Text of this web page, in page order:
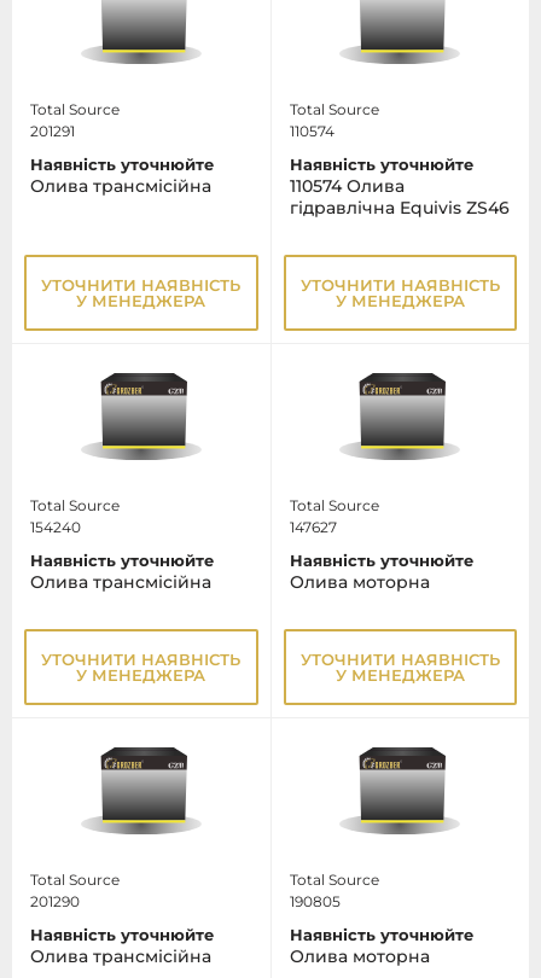
Total Source
201291
Наявність уточнюйте
Олива трансмісійна
УТОЧНИТИ НАЯВНІСТЬ
У МЕНЕДЖЕРА
Total Source
110574
Наявність уточнюйте
110574 Олива
гідравлічна Equivis ZS46
УТОЧНИТИ НАЯВНІСТЬ
У МЕНЕДЖЕРА
Total Source
154240
Наявність уточнюйте
Олива трансмісійна
УТОЧНИТИ НАЯВНІСТЬ
У МЕНЕДЖЕРА
Total Source
147627
Наявність уточнюйте
Олива моторна
УТОЧНИТИ НАЯВНІСТЬ
У МЕНЕДЖЕРА
Total Source
201290
Наявність уточнюйте
Олива трансмісійна
Total Source
190805
Наявність уточнюйте
Олива моторна